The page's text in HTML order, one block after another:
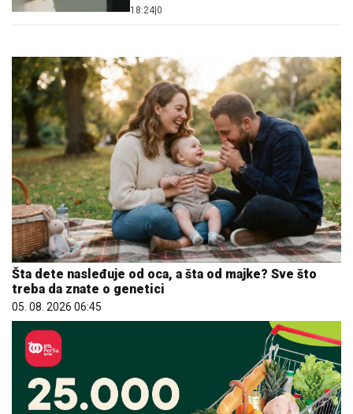
18:24 0
Šta dete nasleđuje od oca, a šta od majke? Sve što
treba da znate o genetici
05. 08. 2026 06:45